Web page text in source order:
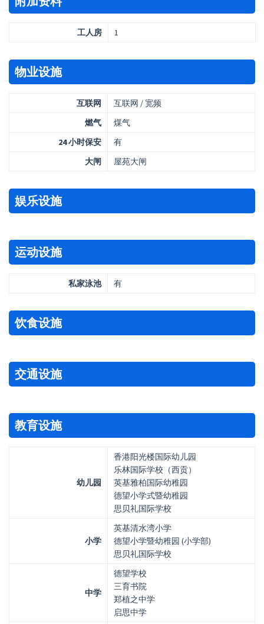
工人房 1
物业设施
互联网
互联网 / 宽频
燃气
煤气
24 小时保安
有
大闸
屋苑大闸
娱乐设施
运动设施
私家泳池 有
饮食设施
交通设施
教育设施
幼儿园
香港阳光楼国际幼儿园
乐林国际学校（西贡）
英基雅柏国际幼稚园
德望小学式暨幼稚园
思贝礼国际学校
小学
英基清水湾小学
德望小学暨幼稚园 (小学部)
思贝礼国际学校
中学
德望学校
三育书院
郑植之中学
启思中学